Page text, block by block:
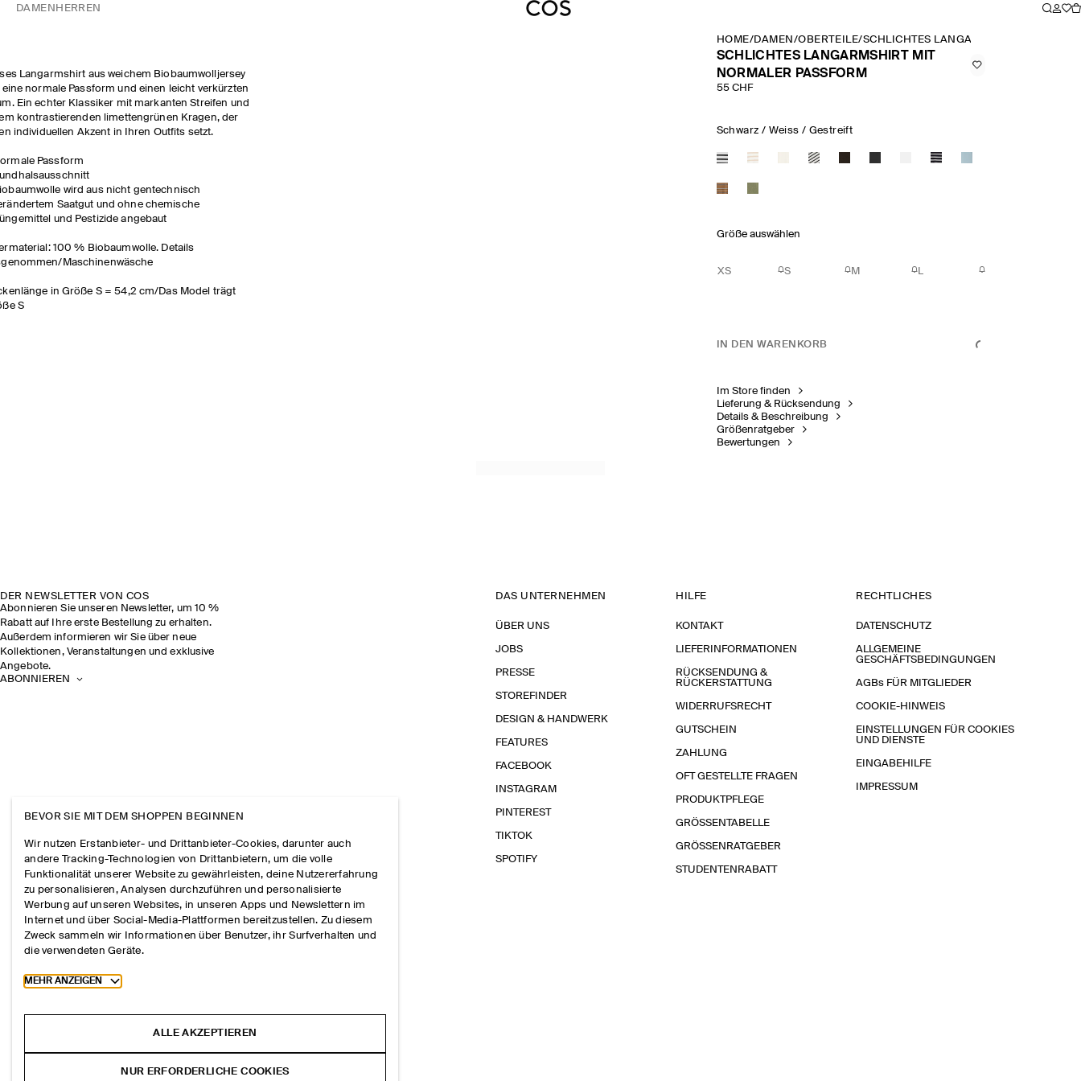
DAMEN HERREN
Langarmshirt aus weichem Biobaumwolljersey
eine normale Passform und einen leicht verkürzten
Ein echter Klassiker mit markanten Streifen und
kontrastierenden limettengrünen Kragen, der
individuellen Akzent in Ihren Outfits setzt.
Passform
wird aus nicht gentechnisch
Saatgut und ohne chemische
und Pestizide angebaut
100 % Biobaumwolle. Details
Maschinenwäsche
in Größe S = 54,2 cm/Das Model trägt
S
HOME/DAMEN /OBERTEILE/SCHLICHTES LANGARMSHIRT MIT
SCHLICHTES LANGARMSHIRT MIT
NORMALER PASSFORM
55 CHF
Schwarz / Weiss / Gestreift
Größe auswählen
XS S M L
IN DEN WARENKORB
Im Store finden
Lieferung & Rücksendung
Details & Beschreibung
Größenratgeber
Bewertungen
DER NEWSLETTER VON COS
Abonnieren Sie unseren Newsletter, um 10 %
Rabatt auf Ihre erste Bestellung zu erhalten.
Außerdem informieren wir Sie über neue
Kollektionen, Veranstaltungen und exklusive
Angebote.
ABONNIEREN
DAS UNTERNEHMEN
ÜBER UNS
JOBS
PRESSE
STOREFINDER
DESIGN & HANDWERK
FEATURES
FACEBOOK
INSTAGRAM
PINTEREST
TIKTOK
SPOTIFY
HILFE
KONTAKT
LIEFERINFORMATIONEN
RÜCKSENDUNG &
RÜCKERSTATTUNG
WIDERRUFSRECHT
GUTSCHEIN
ZAHLUNG
OFT GESTELLTE FRAGEN
PRODUKTPFLEGE
GRÖSSENTABELLE
GRÖSSENRATGEBER
STUDENTENRABATT
RECHTLICHES
DATENSCHUTZ
ALLGEMEINE
GESCHÄFTSBEDINGUNGEN
AGBs FÜR MITGLIEDER
COOKIE-HINWEIS
EINSTELLUNGEN FÜR COOKIES
UND DIENSTE
EINGABEHILFE
IMPRESSUM
BEVOR SIE MIT DEM SHOPPEN BEGINNEN
Wir nutzen Erstanbieter- und Drittanbieter-Cookies, darunter auch
andere Tracking-Technologien von Drittanbietern, um die volle
Funktionalität unserer Website zu gewährleisten, deine Nutzererfahrung
zu personalisieren, Analysen durchzuführen und personalisierte
Werbung auf unseren Websites, in unseren Apps und Newslettern im
Internet und über Social-Media-Plattformen bereitzustellen. Zu diesem
Zweck sammeln wir Informationen über Benutzer, ihr Surfverhalten und
die verwendeten Geräte.
Toggle more cookie information
MEHR ANZEIGEN
ALLE AKZEPTIEREN
NUR ERFORDERLICHE COOKIES